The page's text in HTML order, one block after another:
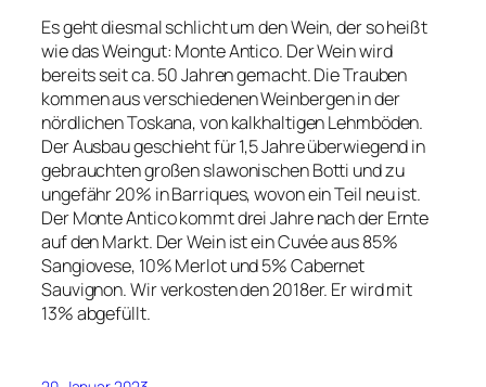
Es geht diesmal schlicht um den Wein, der so heißt
wie das Weingut: Monte Antico. Der Wein wird
bereits seit ca. 50 Jahren gemacht. Die Trauben
kommen aus verschiedenen Weinbergen in der
nördlichen Toskana, von kalkhaltigen Lehmböden.
Der Ausbau geschieht für 1,5 Jahre überwiegend in
gebrauchten großen slawonischen Botti und zu
ungefähr 20% in Barriques, wovon ein Teil neu ist.
Der Monte Antico kommt drei Jahre nach der Ernte
auf den Markt. Der Wein ist ein Cuvée aus 85%
Sangiovese, 10% Merlot und 5% Cabernet
Sauvignon. Wir verkosten den 2018er. Er wird mit
13% abgefüllt.